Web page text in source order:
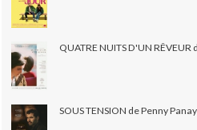
QUATRE NUITS D'UN
SOUS TENSION de Penny